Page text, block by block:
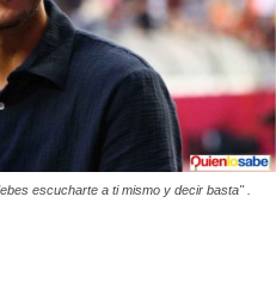
escucharte a ti mismo y decir basta" .